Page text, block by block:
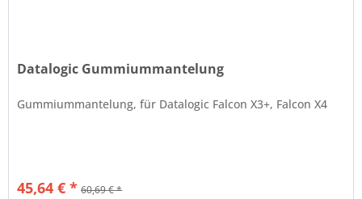
Datalogic Gummiummantelung
Gummiummantelung, für Datalogic Falcon X3+, Falcon X4
45,64 € * 60,69 € *